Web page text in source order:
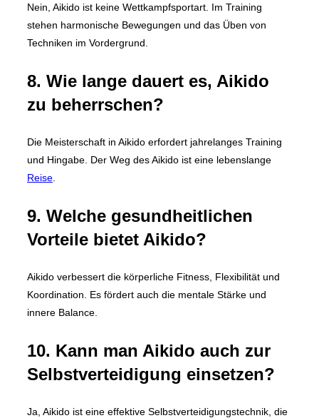
Nein, Aikido ist keine Wettkampfsportart. Im Training
stehen harmonische Bewegungen und das Üben von
Techniken im Vordergrund.
8. Wie lange dauert es, Aikido
zu beherrschen?
Die Meisterschaft in Aikido erfordert jahrelanges Training
und Hingabe. Der Weg des Aikido ist eine lebenslange
Reise
9. Welche gesundheitlichen
Vorteile bietet Aikido?
Aikido verbessert die körperliche Fitness, Flexibilität und
Koordination. Es fördert auch die mentale Stärke und
innere Balance.
10. Kann man Aikido auch zur
Selbstverteidigung einsetzen?
Ja, Aikido ist eine effektive Selbstverteidigungstechnik, die